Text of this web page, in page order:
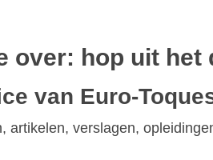
over: hop uit het
van Euro-
verslagen,